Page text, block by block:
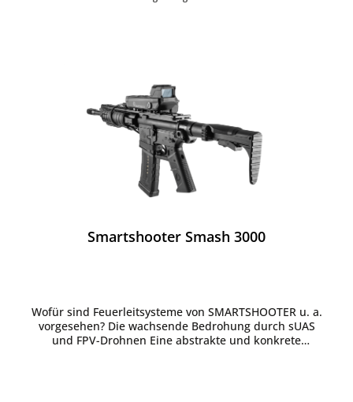
Smartshooter Smash 3000
Wofür sind Feuerleitsysteme von SMARTSHOOTER u. a.
vorgesehen? Die wachsende Bedrohung durch sUAS
und FPV-Drohnen Eine abstrakte und konkrete